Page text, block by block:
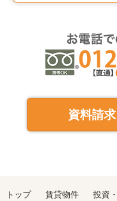
資料請
トップ 賃貸物件 投資